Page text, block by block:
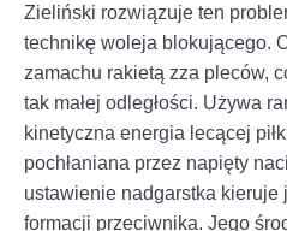
Zieliński rozwiązuje ten
technikę woleja blokującego.
zamachu rakietą zza pleców,
tak małej odległości. Używa
kinetyczna energia lecącej
pochłaniana przez napięty
ustawienie nadgarstka kieruje
formacji przeciwnika. Jego